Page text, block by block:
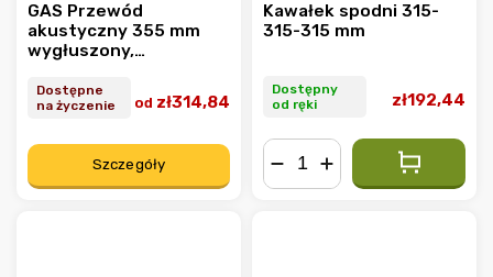
GAS Przewód
akustyczny 355 mm
wygłuszony,
Dostępne
na życzenie
od zł314,84
Szczegóły
Kawałek spodni 315-
315-315 mm
Dostępny
od ręki
zł192,44